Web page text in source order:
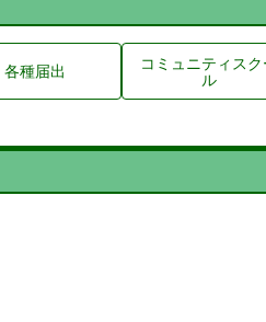
各種届出 コミュニティスク
ル